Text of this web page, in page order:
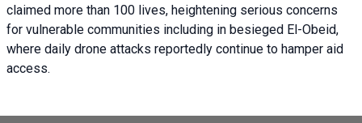
claimed more than 100 lives, heightening serious concerns
for vulnerable communities including in besieged El-Obeid,
where daily drone attacks reportedly continue to hamper aid
access.